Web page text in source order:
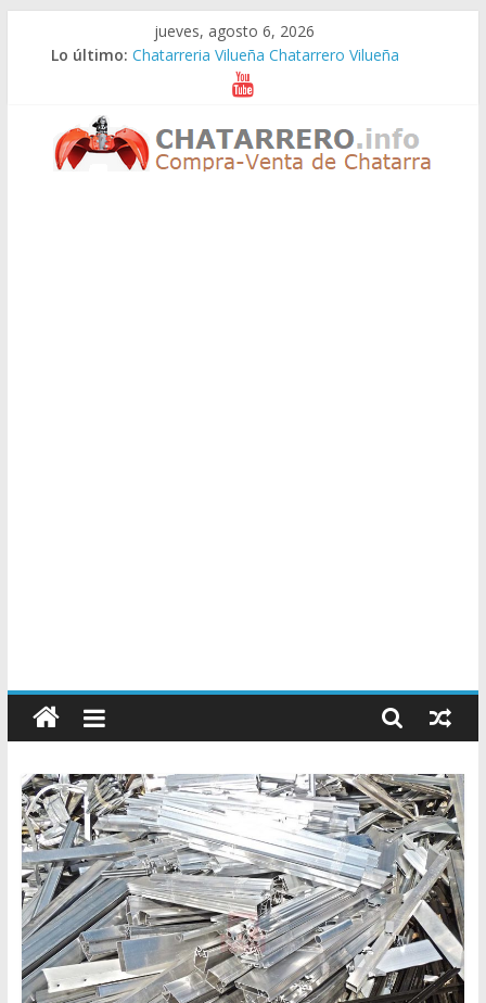
jueves, agosto 6, 2026
Lo último: Chatarreria Vilueña Chatarrero Vilueña
Chatarreria Zuera Chatarrero Zuera
Chatarreria Zaragoza Chatarrero Zaragoza
Chatarreria Zaida Chatarrero Zaida
Chatarreria Vistabella Chatarrero Vistabella
Chatarreros
–
Precio
de
Chatarra
Directorio